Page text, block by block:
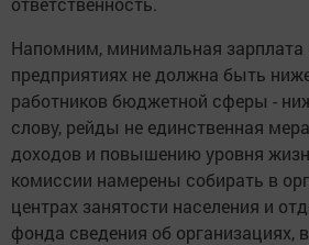
Напомним, минимальная зарплата
предприятиях не должна быть
работников бюджетной сферы -
слову, рейды не единственная
доходов и повышению уровня
комиссии намерены собирать в
центрах занятости населения и
фонда сведения об